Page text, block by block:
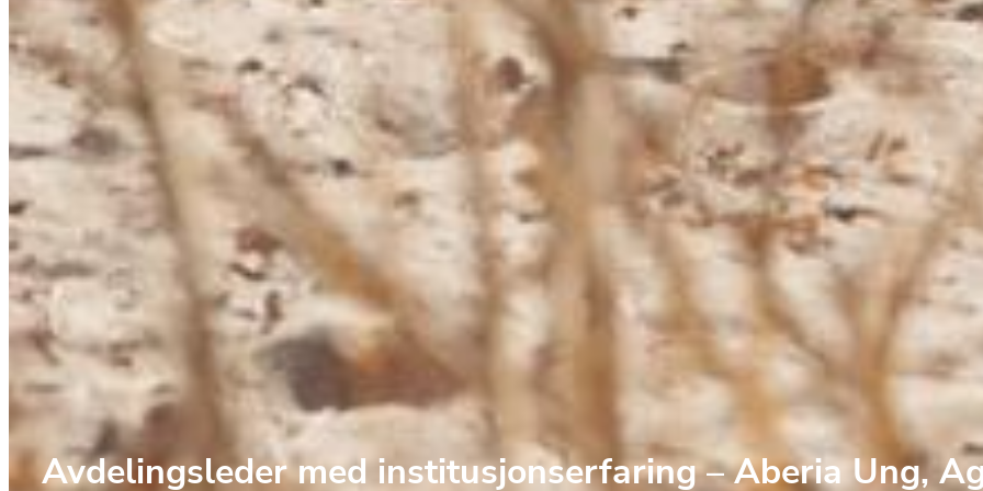
Avdelingsleder med institusjonserfaring – Aberia Ung,